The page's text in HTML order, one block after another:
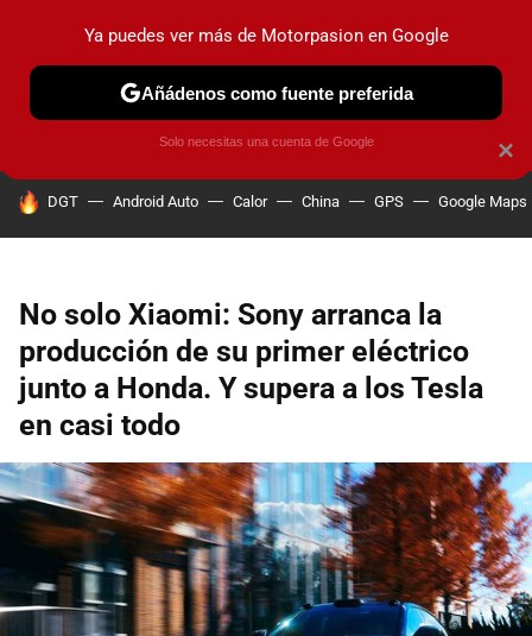
PRUEBAS COCHES ELÉCTRICOS OBSERVATORIO
HOY SE HABLA DE
DGT Android Auto Calor China GPS Google Maps
No solo Xiaomi: Sony arranca la
producción de su primer eléctrico
junto a Honda. Y supera a los Tesla
en casi todo
×
Ya puedes ver más de Motorpasion en Google
Añádenos como fuente preferida
Solo necesitas una cuenta de Google